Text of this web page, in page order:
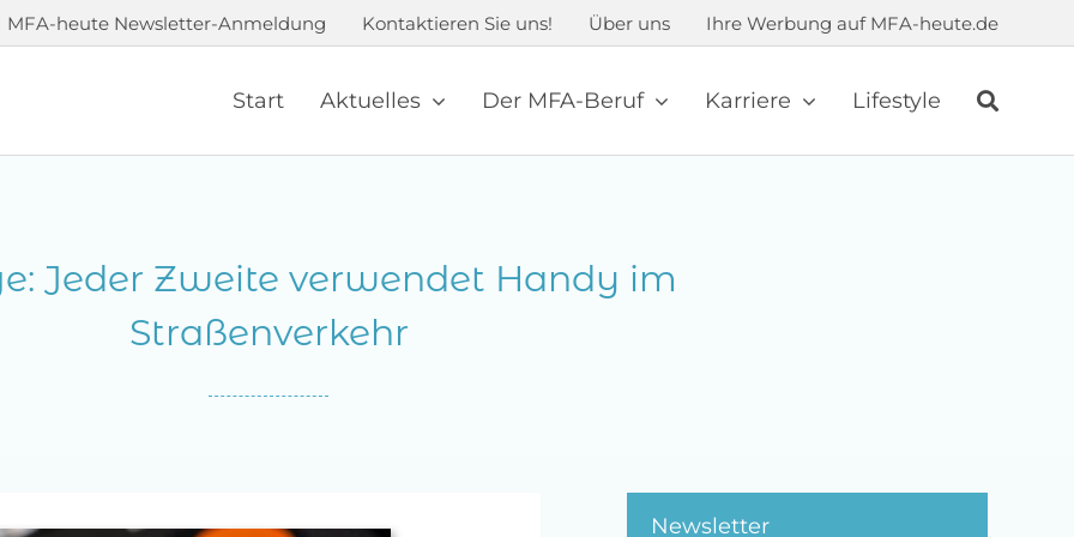
MFA-heute Newsletter-Anmeldung Kontaktieren Sie uns! Über uns Ihre Werbung auf MFA-heute.de
Start Aktuelles Der MFA-Beruf Karriere Lifestyle
Jeder Zweite verwendet Handy im
Straßenverkehr
Newsletter